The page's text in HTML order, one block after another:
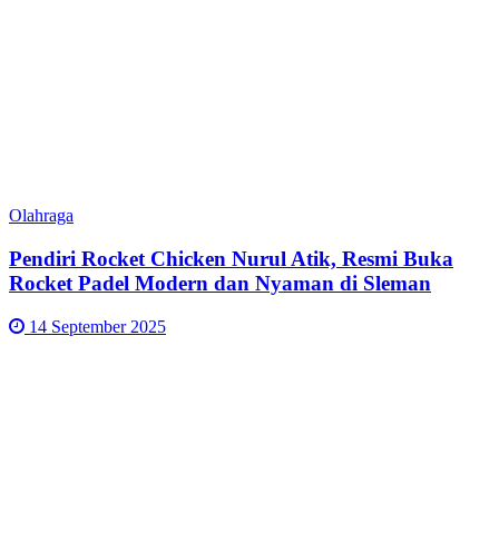
Olahraga
Pendiri Rocket Chicken Nurul Atik, Resmi Buka
Rocket Padel Modern dan Nyaman di Sleman
14 September 2025